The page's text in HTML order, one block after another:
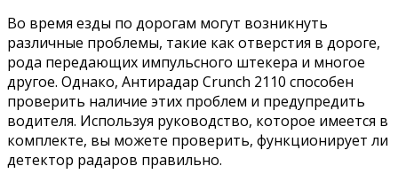
Во время езды по дорогам могут возникнуть
различные проблемы, такие как отверстия в дороге,
рода передающих импульсного штекера и многое
другое. Однако, Антирадар Crunch 2110 способен
проверить наличие этих проблем и предупредить
водителя. Используя руководство, которое имеется в
комплекте, вы можете проверить, функционирует ли
детектор радаров правильно.